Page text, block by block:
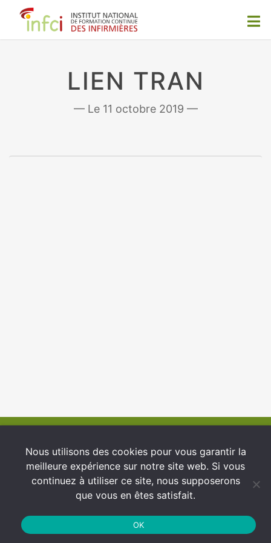
LIEN TRAN
11 octobre 2019
Nous utilisons des cookies pour vous garantir la
meilleure expérience sur notre site web. Si vous
continuez à utiliser ce site, nous supposerons
que vous en êtes satisfait.
OK
Conditions générales d’utilisation
Protection des Données